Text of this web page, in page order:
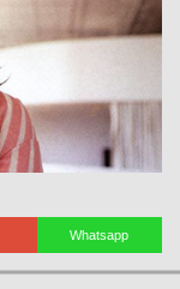
Whatsapp
KÜNYE
İLETİŞİM